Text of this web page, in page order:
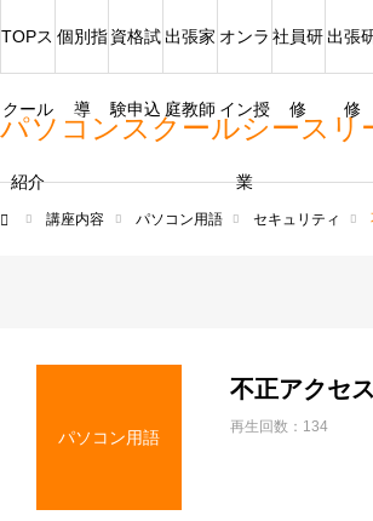
パソコンスクールシースリ
TOPス
クール
紹介
個別指
導
資格試
験申込
出張家
庭教師
オンラ
イン授
業
社員研
修
出張
修
講座内容 パソコン用語 セキュリティ
パソコン用語
不正アクセ
再生回数：134